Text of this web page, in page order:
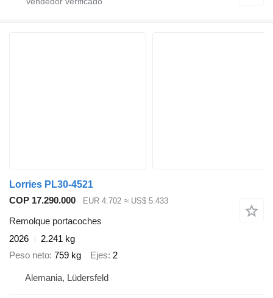
Lorries PL30-4521
COP 17.290.000
EUR 4.702 ≈ US$ 5.433
Remolque portacoches
2026
2.241 kg
Peso neto 759 kg Ejes 2
Alemania, Lüdersfeld